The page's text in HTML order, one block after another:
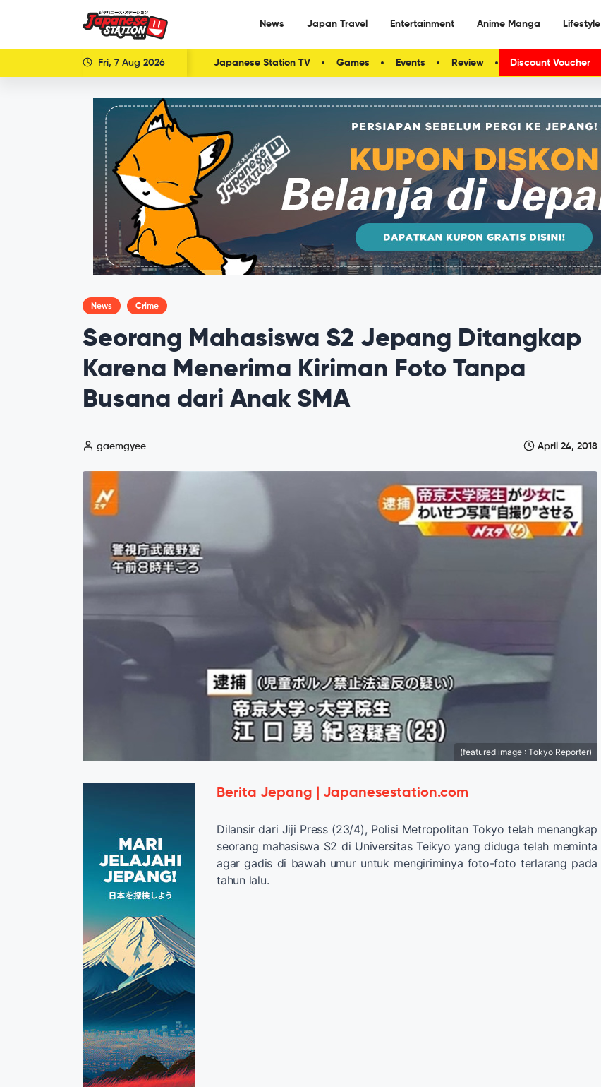
News Japan Travel Entertainment Anime Manga Lifestyle
Fri, 7 Aug 2026 Japanese Station TV Games Events Review Discount Voucher
News Crime
Seorang Mahasiswa S2 Jepang Ditangkap
Karena Menerima Kiriman Foto Tanpa
Busana dari Anak SMA
gaemgyee April 24, 2018
(featured image : Tokyo Reporter)
Berita Jepang | Japanesestation.com
Dilansir dari Jiji Press (23/4), Polisi Metropolitan Tokyo telah menangkap
seorang mahasiswa S2 di Universitas Teikyo yang diduga telah meminta
agar gadis di bawah umur untuk mengiriminya foto-foto terlarang pada
tahun lalu.